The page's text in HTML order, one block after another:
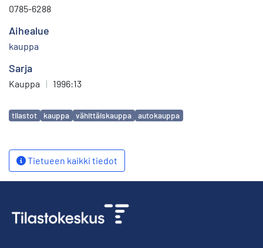
0785-6288
Aihealue
kauppa
Sarja
Kauppa | 1996:13
Avainsanat
tilastot kauppa vähittäiskauppa autokauppa
Tietueen kaikki tiedot